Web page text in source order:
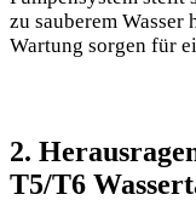
zu sauberem
Wartung sorgen für
2.
T5/T6